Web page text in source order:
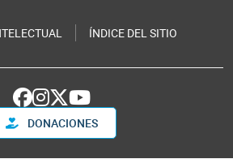
ÍNDICE DEL SITIO
DONACIONES